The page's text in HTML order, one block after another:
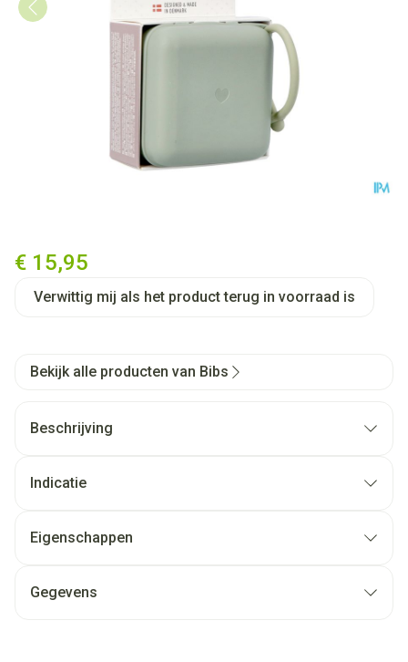
€ 15,95
Verwittig mij als het product terug in voorraad is
Bekijk alle producten van Bibs
Beschrijving
Indicatie
Eigenschappen
Gegevens